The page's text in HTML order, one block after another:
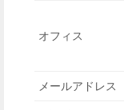
オフィス
メールアドレス